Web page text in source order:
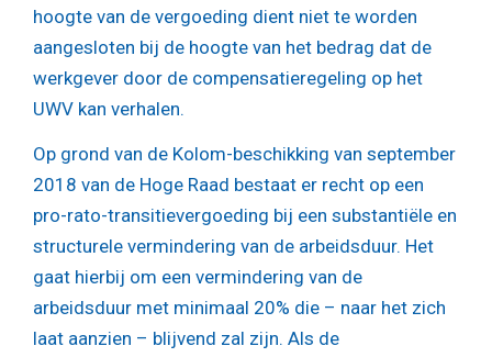
hoogte van de vergoeding dient niet te worden
aangesloten bij de hoogte van het bedrag dat de
werkgever door de compensatieregeling op het
UWV kan verhalen.
Op grond van de Kolom-beschikking van september
2018 van de Hoge Raad bestaat er recht op een
pro-rato-transitievergoeding bij een substantiële en
structurele vermindering van de arbeidsduur. Het
gaat hierbij om een vermindering van de
arbeidsduur met minimaal 20% die – naar het zich
laat aanzien – blijvend zal zijn. Als de